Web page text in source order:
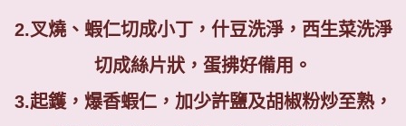
2.叉燒、蝦仁切成小丁，什豆洗淨，西生菜洗淨
切成絲片狀，蛋拂好備用。
3.起鑊，爆香蝦仁，加少許鹽及胡椒粉炒至熟，